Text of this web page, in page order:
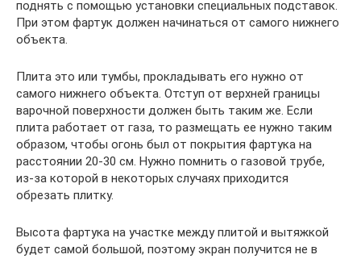
поднять с помощью установки специальных подставок.
При этом фартук должен начинаться от самого нижнего
объекта.
Плита это или тумбы, прокладывать его нужно от
самого нижнего объекта. Отступ от верхней границы
варочной поверхности должен быть таким же. Если
плита работает от газа, то размещать ее нужно таким
образом, чтобы огонь был от покрытия фартука на
расстоянии 20-30 см. Нужно помнить о газовой трубе,
из-за которой в некоторых случаях приходится
обрезать плитку.
Высота фартука на участке между плитой и вытяжкой
будет самой большой, поэтому экран получится не в